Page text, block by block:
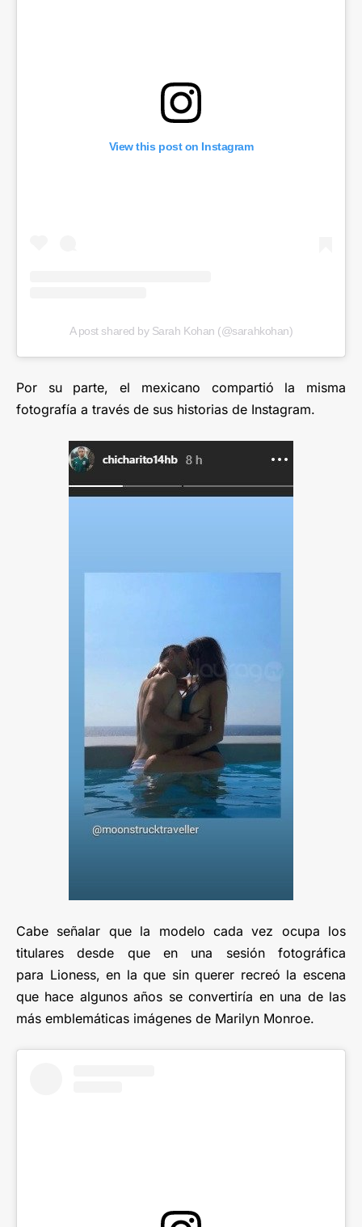
View this post on Instagram
A post shared by Sarah Kohan (@sarahkohan)
Por su parte, el mexicano compartió la misma
fotografía a través de sus historias de Instagram.
Cabe señalar que la modelo cada vez ocupa los
titulares desde que en una sesión fotográfica
para Lioness, en la que sin querer recreó la escena
que hace algunos años se convertiría en una de las
más emblemáticas imágenes de Marilyn Monroe.